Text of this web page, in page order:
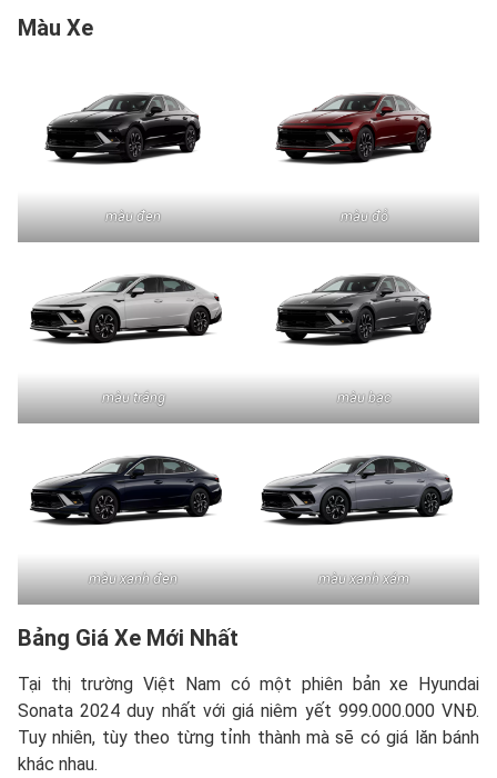
Màu Xe
màu đen màu đỏ
màu trắng màu bạc
màu xanh đen màu xanh xám
Bảng Giá Xe Mới Nhất
Tại thị trường Việt Nam có một phiên bản xe Hyundai
Sonata 2024 duy nhất với giá niêm yết 999.000.000 VNĐ.
Tuy nhiên, tùy theo từng tỉnh thành mà sẽ có giá lăn bánh
khác nhau.